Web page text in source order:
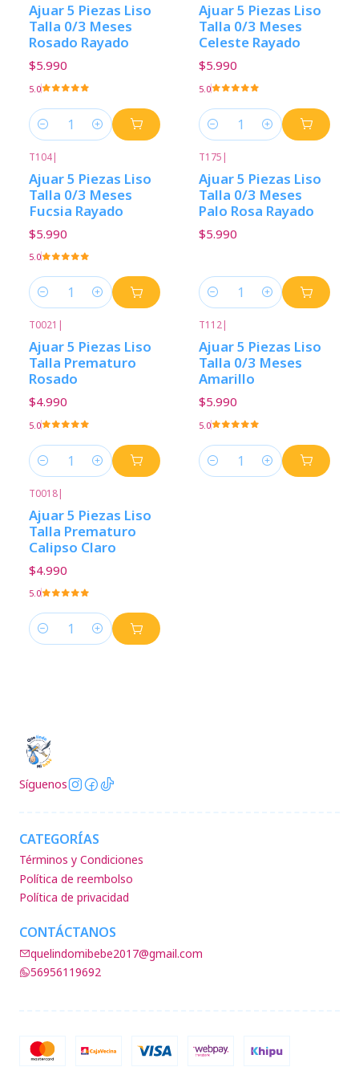
Ajuar 5 Piezas Liso
Talla 0/3 Meses
Rosado Rayado
$5.990
5.0
Cantidad
Ajuar 5 Piezas Liso
Talla 0/3 Meses
Celeste Rayado
$5.990
5.0
Cantidad
T104|
Ajuar 5 Piezas Liso
Talla 0/3 Meses
Fucsia Rayado
$5.990
5.0
Cantidad
T175 |
Ajuar 5 Piezas Liso
Talla 0/3 Meses
Palo Rosa Rayado
$5.990
Cantidad
T0021 |
Ajuar 5 Piezas Liso
Talla Prematuro
Rosado
$4.990
5.0
Cantidad
T112|
Ajuar 5 Piezas Liso
Talla 0/3 Meses
Amarillo
$5.990
5.0
Cantidad
T0018|
Ajuar 5 Piezas Liso
Talla Prematuro
Calipso Claro
$4.990
5.0
Cantidad
Síguenos
CATEGORÍAS
Términos y Condiciones
Política de reembolso
Política de privacidad
CONTÁCTANOS
quelindomibebe2017@gmail.com
56956119692